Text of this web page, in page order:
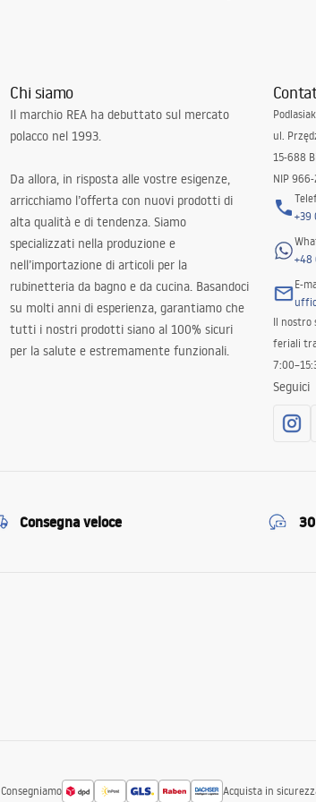
Chi siamo
Il marchio REA ha debuttato sul mercato
polacco nel 1993.
Da allora, in risposta alle vostre esigenze,
arricchiamo l’offerta con nuovi prodotti di
alta qualità e di tendenza. Siamo
specializzati nella produzione e
nell’importazione di articoli per la
rubinetteria da bagno e da cucina. Basandoci
su molti anni di esperienza, garantiamo che
tutti i nostri prodotti siano al 100% sicuri
per la salute e estremamente funzionali.
ul.
15-688
NIP
+39
+48
E-
Il nostro
feriali
Seguici
Consegna veloce
Consegniamo Acquista in